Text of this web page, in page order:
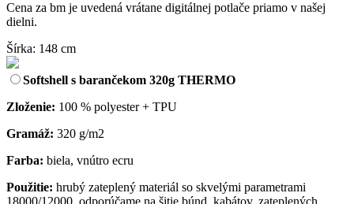
Cena za bm je uvedená vrátane digitálnej potlače priamo v našej
dielni.
Šírka: 148 cm
Softshell s barančekom 320g THERMO
Zloženie: 100 % polyester + TPU
Gramáž: 320 g/m2
Farba: biela, vnútro ecru
Použitie: hrubý zateplený materiál so skvelými parametrami
18000/12000, odporúčame na šitie búnd, kabátov, zateplených